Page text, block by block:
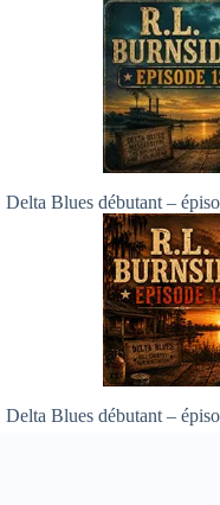
Delta Blues débutant –
Delta Blues débutant –